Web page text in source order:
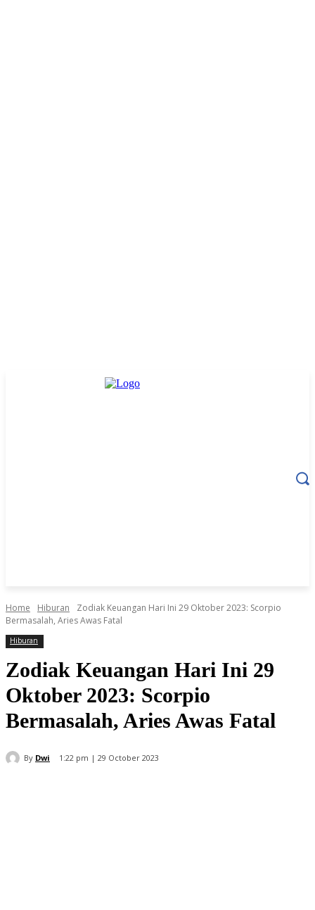
Home Hiburan
Zodiak Keuangan Hari Ini 29 Oktober 2023: Scorpio
Bermasalah, Aries Awas Fatal
Hiburan
Zodiak Keuangan Hari Ini 29
Oktober 2023: Scorpio
Bermasalah, Aries Awas Fatal
By Dwi 1:22 pm | 29 October 2023